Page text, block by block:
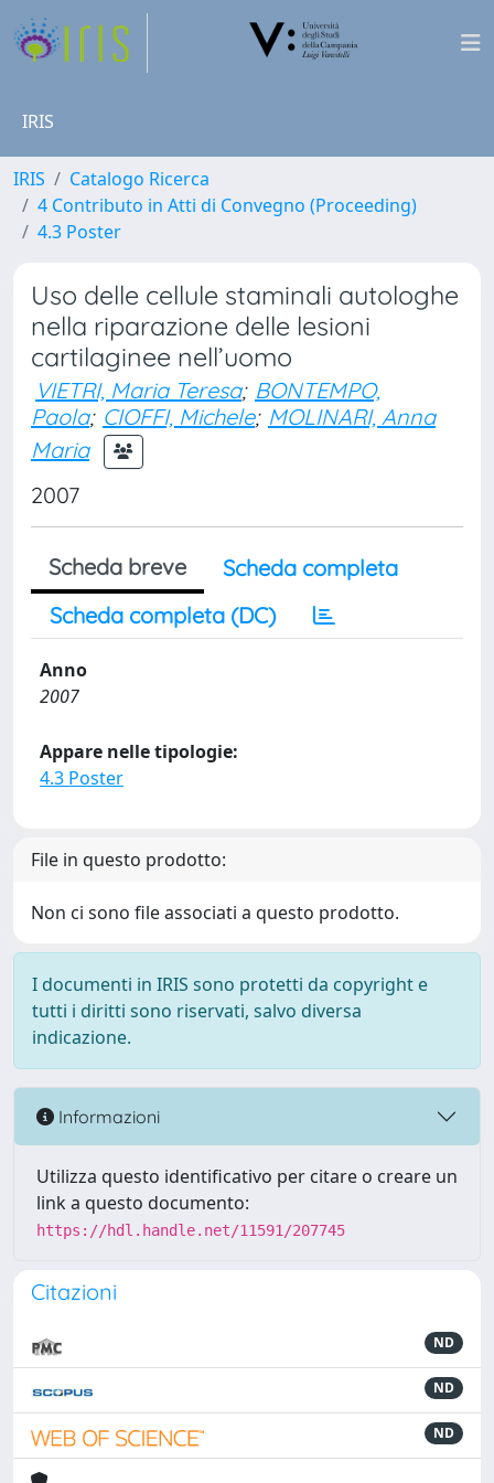
IRIS
IRIS
Catalogo Ricerca
4 Contributo in Atti di Convegno (Proceeding)
4.3 Poster
Uso delle cellule staminali autologhe
nella riparazione delle lesioni
cartilaginee nell’uomo
VIETRI, Maria Teresa; BONTEMPO,
Paola; CIOFFI, Michele; MOLINARI, Anna
Maria
2007
Scheda breve
Scheda completa
Scheda completa (DC)
Anno
2007
Appare nelle tipologie:
4.3 Poster
File in questo prodotto:
Non ci sono file associati a questo prodotto.
I documenti in IRIS sono protetti da copyright e
tutti i diritti sono riservati, salvo diversa
indicazione.
Informazioni
Utilizza questo identificativo per citare o creare un
link a questo documento:
https://hdl.handle.net/11591/207745
Citazioni
ND
ND
ND